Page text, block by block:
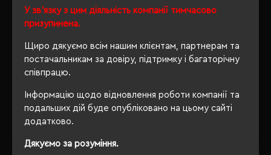
У зв'язку з цим діяльність компанії тимчасово
призупинена.
Щиро дякуємо всім нашим клієнтам, партнерам та
постачальникам за довіру, підтримку і багаторічну
співпрацю.
Інформацію щодо відновлення роботи компанії та
подальших дій буде опубліковано на цьому сайті
додатково.
Дякуємо за розуміння.
сторінок
ОПИС
ВІДГУКИ